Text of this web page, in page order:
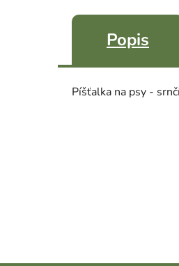
Popis
Píšťalka na psy -